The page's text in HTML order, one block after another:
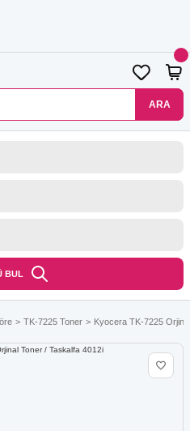
ARA
BUL
TK-7225 Toner Kyocera TK-7225